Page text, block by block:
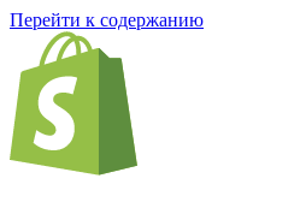
Перейти к содержанию